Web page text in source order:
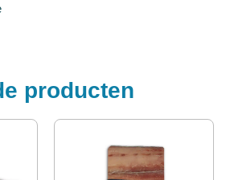
producten